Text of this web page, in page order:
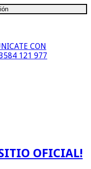
CON
121 977
OFICIAL!